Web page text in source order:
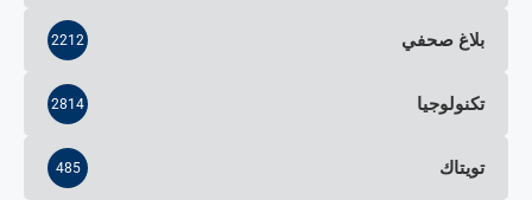
بلاغ صحفي 2212
تكنولوجيا 2814
تويتاك 485